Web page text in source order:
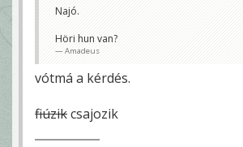
Amadeus
Najó.
Höri hun van?
Amadeus
vótmá a kérdés.
fiúzikcsajozik